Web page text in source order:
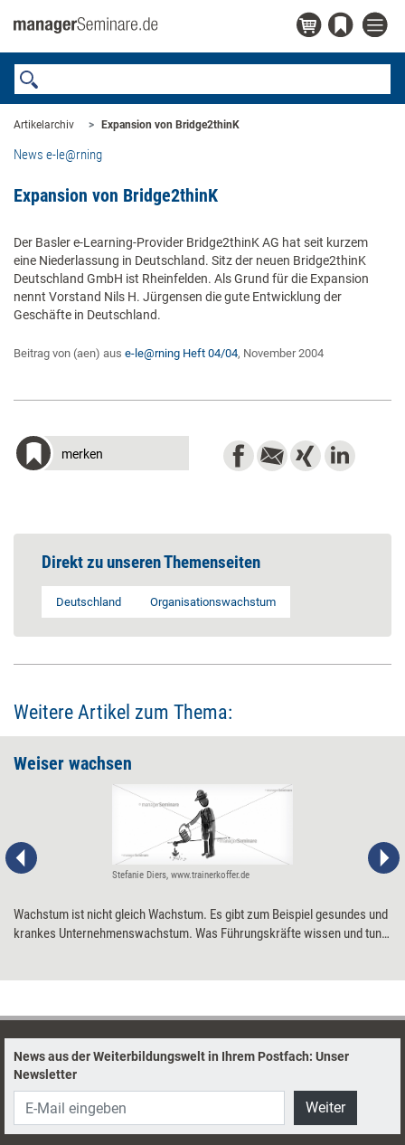
Artikelarchiv Expansion von Bridge2thinK
News e-le@rning
Expansion von Bridge2thinK
Der Basler e-Learning-Provider Bridge2thinK AG hat seit kurzem
eine Niederlassung in Deutschland. Sitz der neuen Bridge2thinK
Deutschland GmbH ist Rheinfelden. Als Grund für die Expansion
nennt Vorstand Nils H. Jürgensen die gute Entwicklung der
Geschäfte in Deutschland.
Beitrag von (aen) aus e-le@rning Heft 04/04, November 2004
merken
Direkt zu unseren Themenseiten
Deutschland Organisationswachstum
Weitere Artikel zum Thema:
Weiser wachsen
Stefanie Diers, www.trainerkoffer.de
Wachstum ist nicht gleich Wachstum. Es gibt zum Beispiel gesundes und
krankes Unternehmenswachstum. Was Führungskräfte wissen und tun
News aus der Weiterbildungswelt in Ihrem Postfach: Unser
Newsletter
Weiter